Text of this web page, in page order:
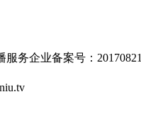
服务企业备案号：